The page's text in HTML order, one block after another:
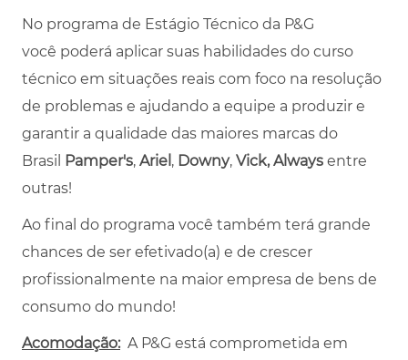
No programa de Estágio Técnico da P&G
você poderá aplicar suas habilidades do curso
técnico em situações reais com foco na resolução
de problemas e ajudando a equipe a produzir e
garantir a qualidade das maiores marcas do
Brasil Pamper's, Ariel , Downy, Vick, Always entre
outras!
Ao final do programa você também terá grande
chances de ser efetivado(a) e de crescer
profissionalmente na maior empresa de bens de
consumo do mundo!
Acomodação: A P&G está comprometida em